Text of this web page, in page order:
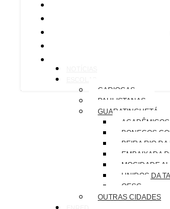
CARIOCAS
PAULISTANAS
GUARATINGUETÁ
BONECOS
BEIRA RIO
EMBAIXADA
MOCIDADE
UNIDOS DA
OESG
OUTRAS CIDADES